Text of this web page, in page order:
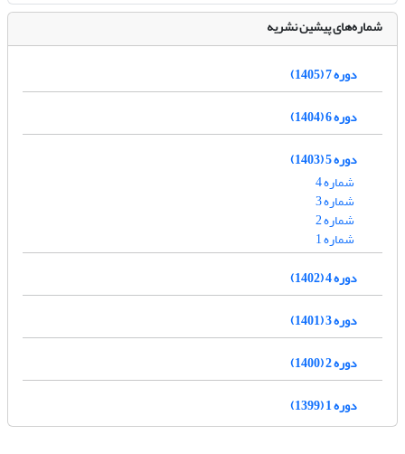
شماره‌های پیشین نشریه
دوره 7 (1405)
دوره 6 (1404)
دوره 5 (1403)
شماره 4
شماره 3
شماره 2
شماره 1
دوره 4 (1402)
دوره 3 (1401)
دوره 2 (1400)
دوره 1 (1399)